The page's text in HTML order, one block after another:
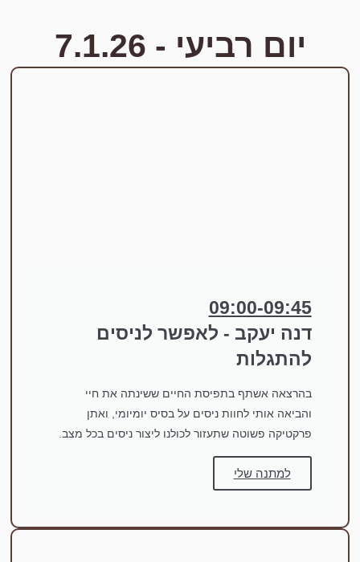
יום רביעי - 7.1.26
09:00-09:45
דנה יעקב - לאפשר לניסים
להתגלות
בהרצאה אשתף בתפיסת החיים ששינתה את חיי
והביאה אותי לחוות ניסים על בסיס יומיומי, ואתן
פרקטיקה פשוטה שתעזור לכולנו ליצור ניסים בכל מצב.
למתנה שלי